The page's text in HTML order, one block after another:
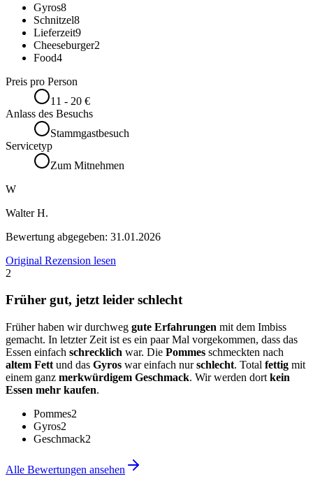
Gyros8
Schnitzel8
Lieferzeit9
Cheeseburger2
Food4
Preis pro Person
11 - 20 €
Anlass des Besuchs
Stammgastbesuch
Servicetyp
Zum Mitnehmen
W
Walter H.
Bewertung abgegeben: 31.01.2026
Original Rezension lesen
2
Früher gut, jetzt leider schlecht
Früher haben wir durchweg gute Erfahrungen mit dem Imbiss
gemacht. In letzter Zeit ist es ein paar Mal vorgekommen, dass das
Essen einfach schrecklich war. Die Pommes schmeckten nach
altem Fett und das Gyros war einfach nurschlecht. Total fettig mit
einem ganz merkwürdigem Geschmack. Wir werden dort kein
Essen mehr kaufen.
Pommes2
Gyros2
Geschmack2
Alle Bewertungen ansehen